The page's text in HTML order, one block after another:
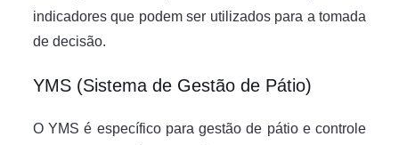
indicadores que podem ser utilizados para a tomada
de decisão.
YMS (Sistema de Gestão de Pátio)
O YMS é específico para gestão de pátio e controle